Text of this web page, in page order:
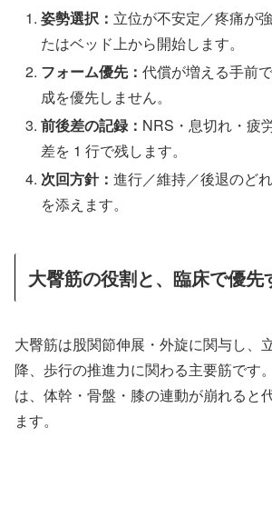
姿勢選択： 立位が不安定／疼痛が
たはベッド上から開始します。
フォーム優先：代償が増える手前
成を優先しません。
前後差の記録： NRS・息切れ・疲
差を 1 行で残します。
次回方針：進行／維持／後退のど
を添えます。
大臀筋の役割と、臨床で優先
大臀筋は股関節伸展・外旋に関与し、
降、歩行の推進力に関わる主要筋です
は、体幹・骨盤・膝の連動が崩れると
ます。